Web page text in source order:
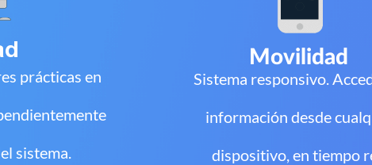
Sistema responsivo.
información desde
dispositivo, en tiempo
prácticas en
sistema.​​​​​​​
Movilidad